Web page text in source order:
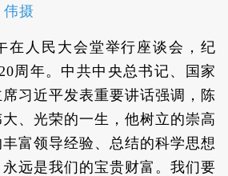
摄
在人民大会堂举行座谈会，纪
周年。中共中央总书记、国家
习近平发表重要讲话强调，陈
、光荣的一生，他树立的崇高
富领导经验、总结的科学思想
远是我们的宝贵财富。我们要